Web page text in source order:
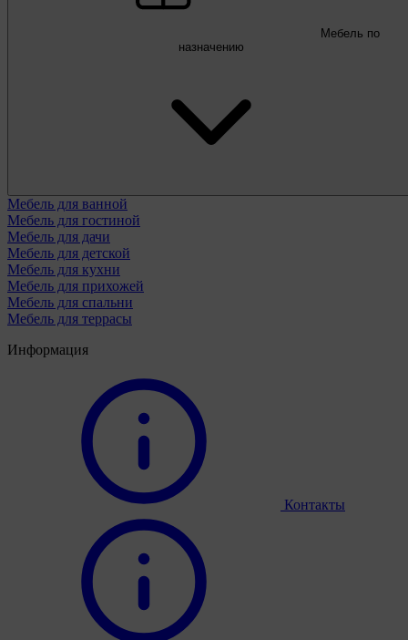
Мебель по
назначению
Мебель для ванной
Мебель для гостиной
Мебель для дачи
Мебель для детской
Мебель для кухни
Мебель для прихожей
Мебель для спальни
Мебель для террасы
Информация
Контакты